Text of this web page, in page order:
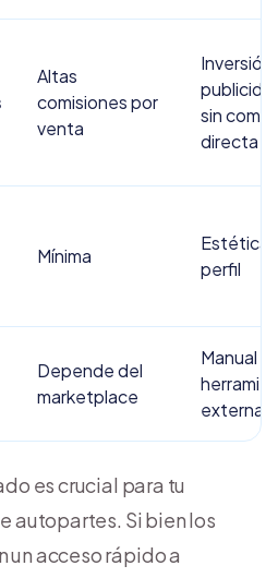
Altas
comisiones por
venta
Inversión
sin
directa
Mínima
Estética
perfil
Depende del
marketplace
Manual o
externas
es crucial para tu
autopartes. Si bien los
acceso rápido a